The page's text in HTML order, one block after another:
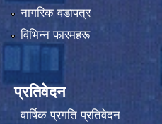
नागरिक वडापत्र
विभिन्न फारमहरू
प्रतिवेदन
वार्षिक प्रगति प्रतिवेदन